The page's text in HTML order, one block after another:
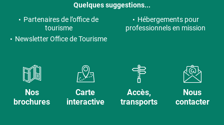
Quelques suggestions...
Partenaires de l’office de
tourisme
Hébergements pour
professionnels en mission
Newsletter Office de Tourisme
Nos
brochures
Carte
interactive
Accès,
transports
Nous
contacter